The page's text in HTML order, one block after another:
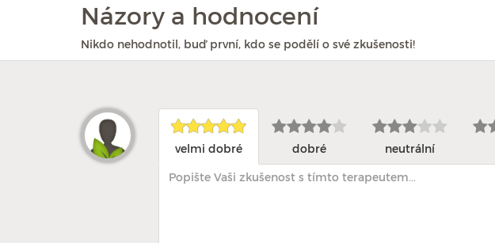
Názory a hodnocení
Nikdo nehodnotil, buď první, kdo se podělí o své zkušenosti!
velmi dobré dobré neutrální